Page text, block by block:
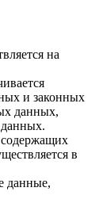
на
и законных
данных,
содержащих
в
данные,